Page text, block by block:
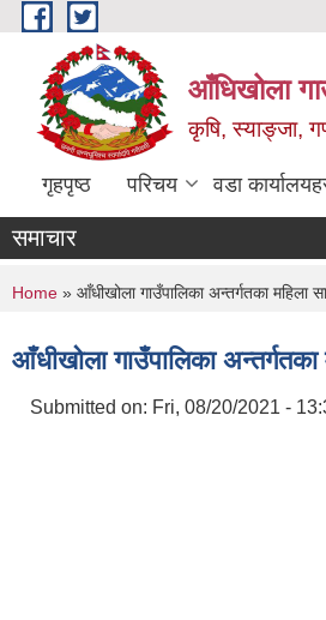
Skip to main content
आँधिखोला
कृषि, स्याङ्जा,
गृहपृष्ठ परिचय वडा
समाचार
You are here
Home » आँधीखोला गाउँपालिका अन्तर्गतका महिला
आँधीखोला गाउँपालिका
Submitted on: Fri, 08/20/2021 -